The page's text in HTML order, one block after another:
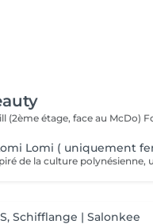
(2ème étage, face au McDo)
Lomi ( uniquement